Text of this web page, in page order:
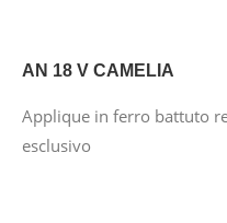
AN 18 V CAMELIA
Applique in ferro battuto
esclusivo